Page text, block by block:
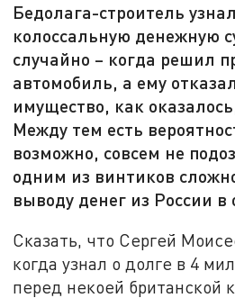
Бедолага-строитель
колоссальную денежную
случайно – когда решил
автомобиль, а ему
имущество, как
Между тем есть
возможно, совсем не
одним из винтиков
выводу денег из России
Сказать, что Сергей
когда узнал о долге в 4
перед некоей британской